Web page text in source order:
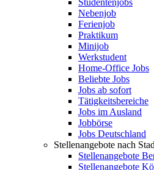
Studentenjobs
Nebenjob
Ferienjob
Praktikum
Minijob
Werkstudent
Home-Office Jobs
Beliebte Jobs
Jobs ab sofort
Tätigkeitsbereiche
Jobs im Ausland
Jobbörse
Jobs Deutschland
Stellenangebote nach
Stellenangebote
Stellenangebote